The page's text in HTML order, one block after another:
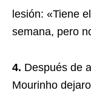
lesión: «Tiene
semana, pero
4. Después de
Mourinho